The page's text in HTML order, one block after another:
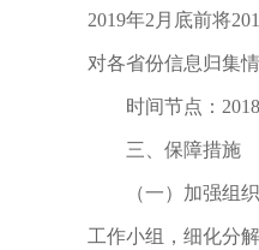
2019年2月底前将
对各省份信息归集
时间节点：2018
三、保障措施
（一）加强组织
工作小组，细化分